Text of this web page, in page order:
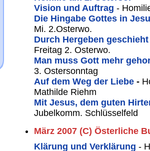
Vision und Auftrag -
Die Hingabe Gottes in
Mi. 2.Osterwo.
Durch Hergeben
Freitag 2. Osterwo.
Man muss Gott mehr
3. Ostersonntag
Auf dem Weg der Liebe -
Mathilde Riehm
Mit Jesus, dem guten
Jubelkomm. Schlüsselfeld
März 2007 (C) Österliche
Klärung und Verklärung -